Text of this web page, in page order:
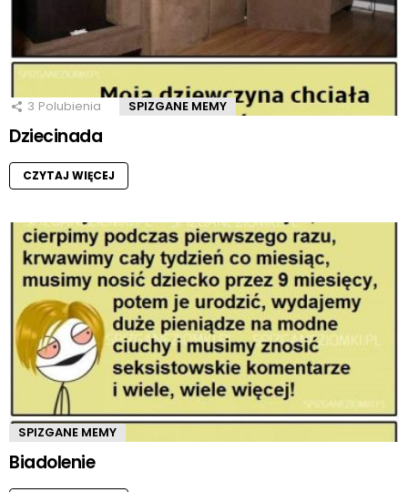
3 Polubienia SPIZGANE MEMY
Dziecinada
CZYTAJ WIĘCEJ
SPIZGANE MEMY
Biadolenie